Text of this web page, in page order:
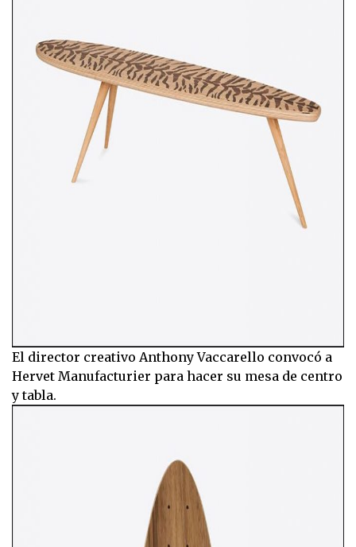
El director creativo Anthony Vaccarello convocó a
Hervet Manufacturier para hacer su mesa de centro
y tabla.